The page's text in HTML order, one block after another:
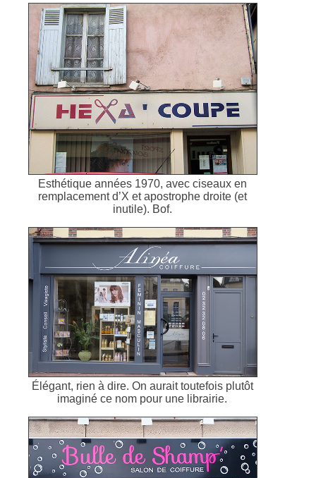
Esthétique années 1970, avec ciseaux en
remplacement d’X et apostrophe droite (et
inutile). Bof.
Élégant, rien à dire. On aurait toutefois plutôt
imaginé ce nom pour une librairie.